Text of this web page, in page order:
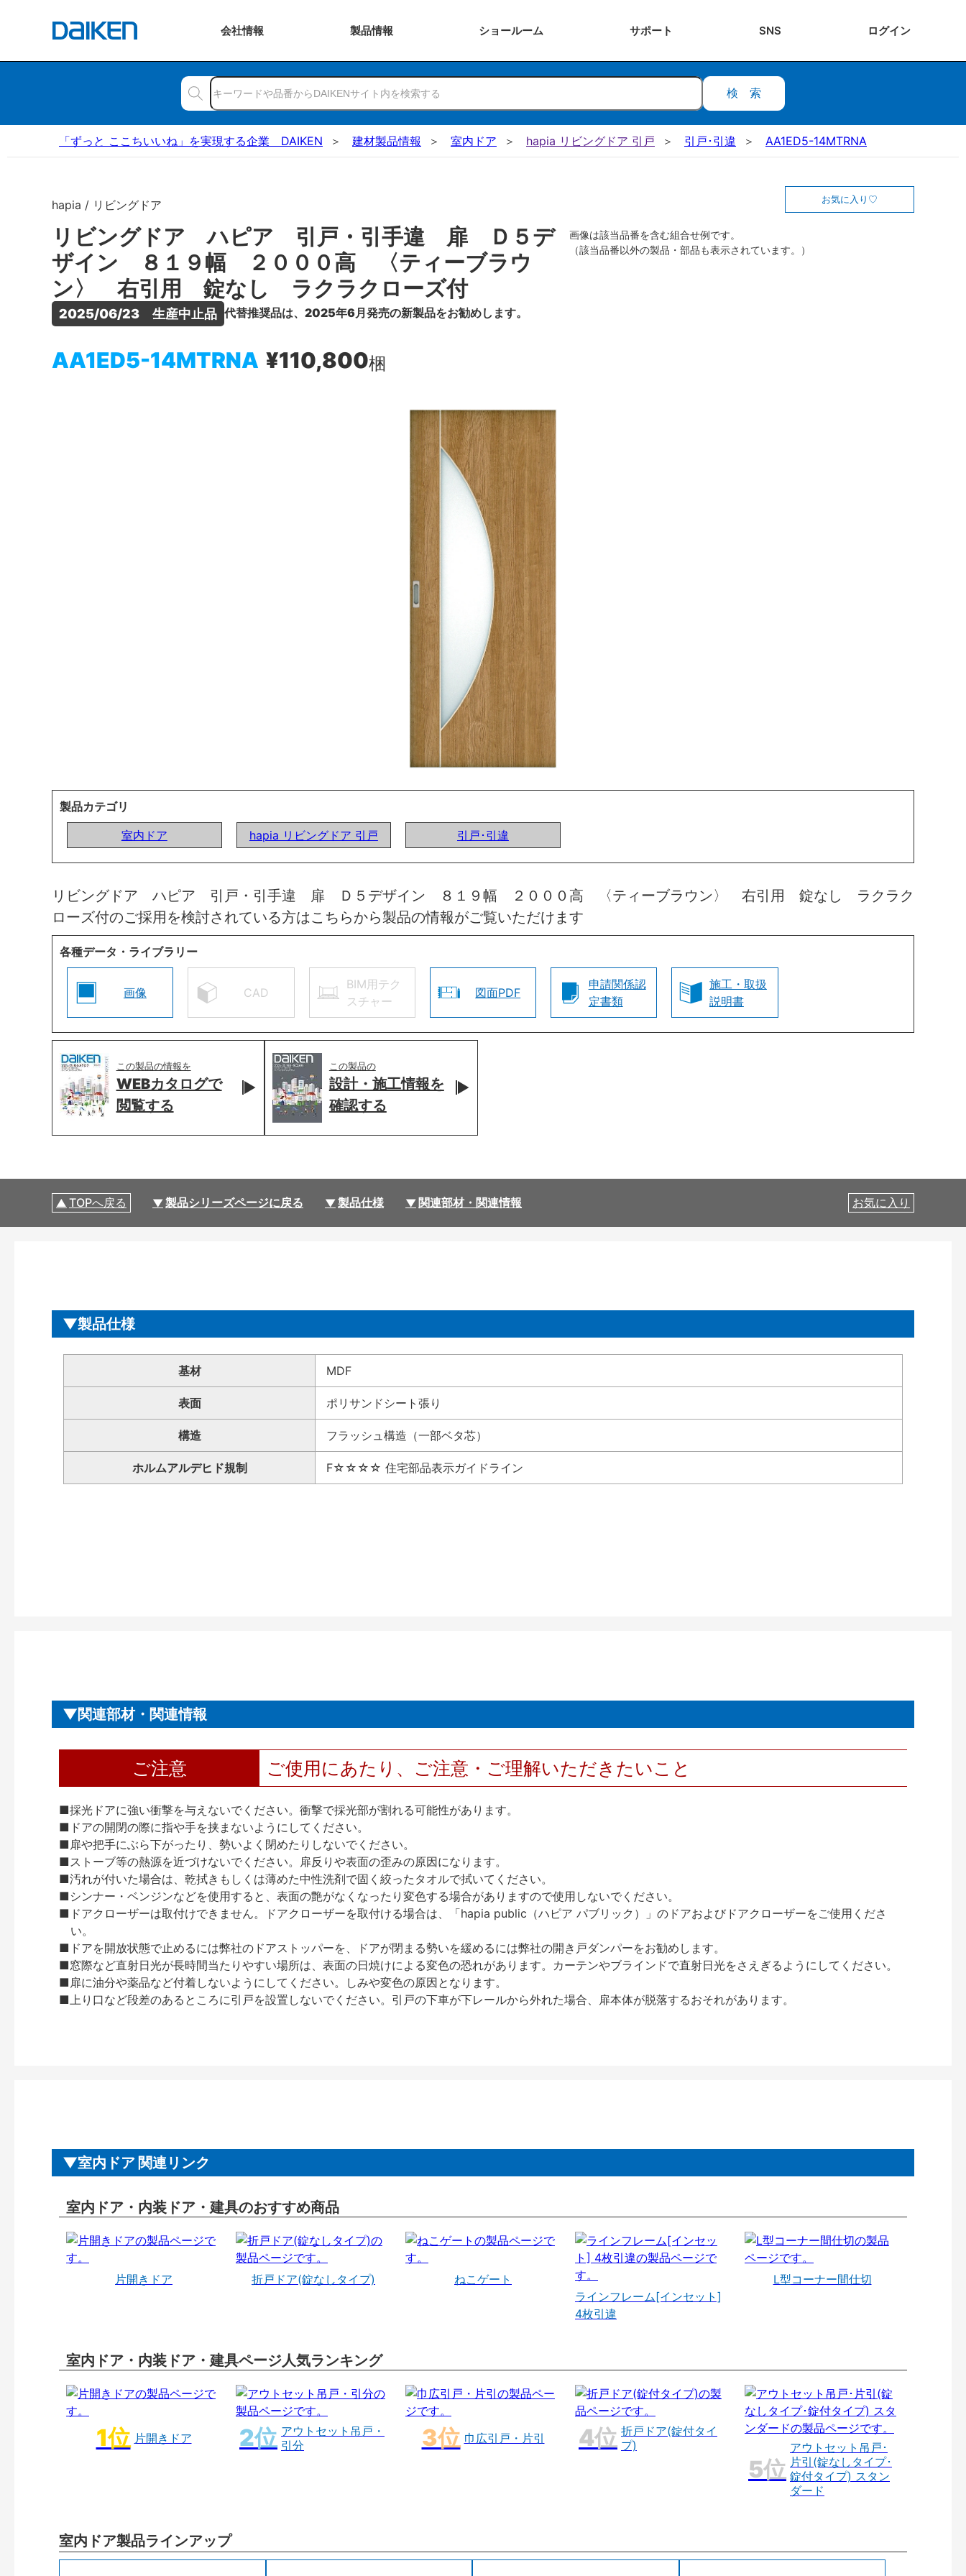
会社情報 製品情報 ショールーム サポート SNS ログイン
検索
「ずっと ここちいいね」を実現する企業 DAIKEN 建材製品情報 室内ドア hapia リビングドア 引戸 引戸･引違 AA1ED5-14MTRNA
hapia / リビングドア
リビングドア ハピア 引戸・引手違 扉 Ｄ５デ
ザイン ８１９幅 ２０００高 〈ティーブラウ
ン〉 右引用 錠なし ラクラクローズ付
2025/06/23　生産中止品 代替推奨品は、2025年6月発売の新製品をお勧めします。
AA1ED5-14MTRNA ¥110,800梱
お気に入り
画像は該当品番を含む組合せ例です。
（該当品番以外の製品・部品も表示されています。）
製品カテゴリ
室内ドア
hapia リビングドア 引戸 引戸･引違
リビングドア ハピア 引戸・引手違 扉 Ｄ５デザイン ８１９幅 ２０００高 〈ティーブラウン〉 右引用 錠なし ラクラク
ローズ付のご採用を検討されている方はこちらから製品の情報がご覧いただけます
各種データ・ライブラリー
画像 CAD
BIM用テク
スチャー
図面PDF
申請関係認
定書類
施工・取扱
説明書
この製品の情報を
WEBカタログで
閲覧する
この製品の
設計・施工情報を
確認する
TOPへ戻る 製品シリーズページに戻る 製品仕様 関連部材・関連情報 お気に入り
製品仕様
基材 MDF
表面 ポリサンドシート張り
構造 フラッシュ構造（一部ベタ芯）
ホルムアルデヒド規制 F☆☆☆☆ 住宅部品表示ガイドライン
関連部材・関連情報
ご注意 ご使用にあたり、ご注意・ご理解いただきたいこと
■採光ドアに強い衝撃を与えないでください。衝撃で採光部が割れる可能性があります。
■ドアの開閉の際に指や手を挟まないようにしてください。
■扉や把手にぶら下がったり、勢いよく閉めたりしないでください。
■ストーブ等の熱源を近づけないでください。扉反りや表面の歪みの原因になります。
■汚れが付いた場合は、乾拭きもしくは薄めた中性洗剤で固く絞ったタオルで拭いてください。
■シンナー・ベンジンなどを使用すると、表面の艶がなくなったり変色する場合がありますので使用しないでください。
■ドアクローザーは取付けできません。ドアクローザーを取付ける場合は、「hapia public（ハピア パブリック）」のドアおよびドアクローザーをご使用くださ
い。
■ドアを開放状態で止めるには弊社のドアストッパーを、ドアが閉まる勢いを緩めるには弊社の開き戸ダンパーをお勧めします。
■窓際など直射日光が長時間当たりやすい場所は、表面の日焼けによる変色の恐れがあります。カーテンやブラインドで直射日光をさえぎるようにしてください。
■扉に油分や薬品など付着しないようにしてください。しみや変色の原因となります。
■上り口など段差のあるところに引戸を設置しないでください。引戸の下車が下レールから外れた場合、扉本体が脱落するおそれがあります。
室内ドア 関連リンク
室内ドア・内装ドア・建具のおすすめ商品
片開きドア 折戸ドア(錠なしタイプ)
ねこゲート
ラインフレーム[インセット]
4枚引違
L型コーナー間仕切
室内ドア・内装ドア・建具ページ人気ランキング
片開きドア
アウトセット吊戸・
引分
巾広引戸・片引
折戸ドア(錠付タイ
プ)
アウトセット吊戸･
片引(錠なしタイプ･
錠付タイプ) スタン
ダード
室内ドア製品ラインアップ